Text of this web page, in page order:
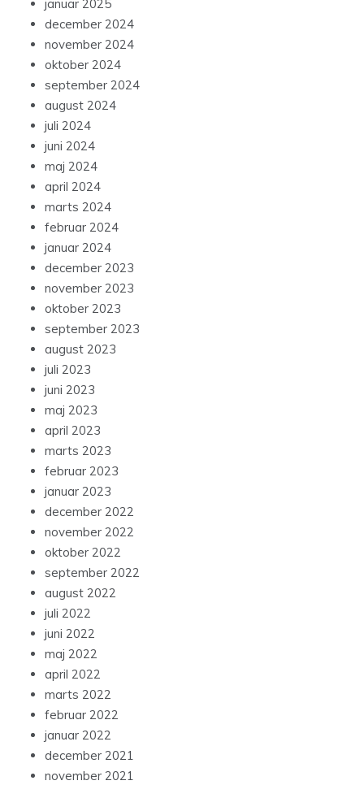
januar 2025
december 2024
november 2024
oktober 2024
september 2024
august 2024
juli 2024
juni 2024
maj 2024
april 2024
marts 2024
februar 2024
januar 2024
december 2023
november 2023
oktober 2023
september 2023
august 2023
juli 2023
juni 2023
maj 2023
april 2023
marts 2023
februar 2023
januar 2023
december 2022
november 2022
oktober 2022
september 2022
august 2022
juli 2022
juni 2022
maj 2022
april 2022
marts 2022
februar 2022
januar 2022
december 2021
november 2021